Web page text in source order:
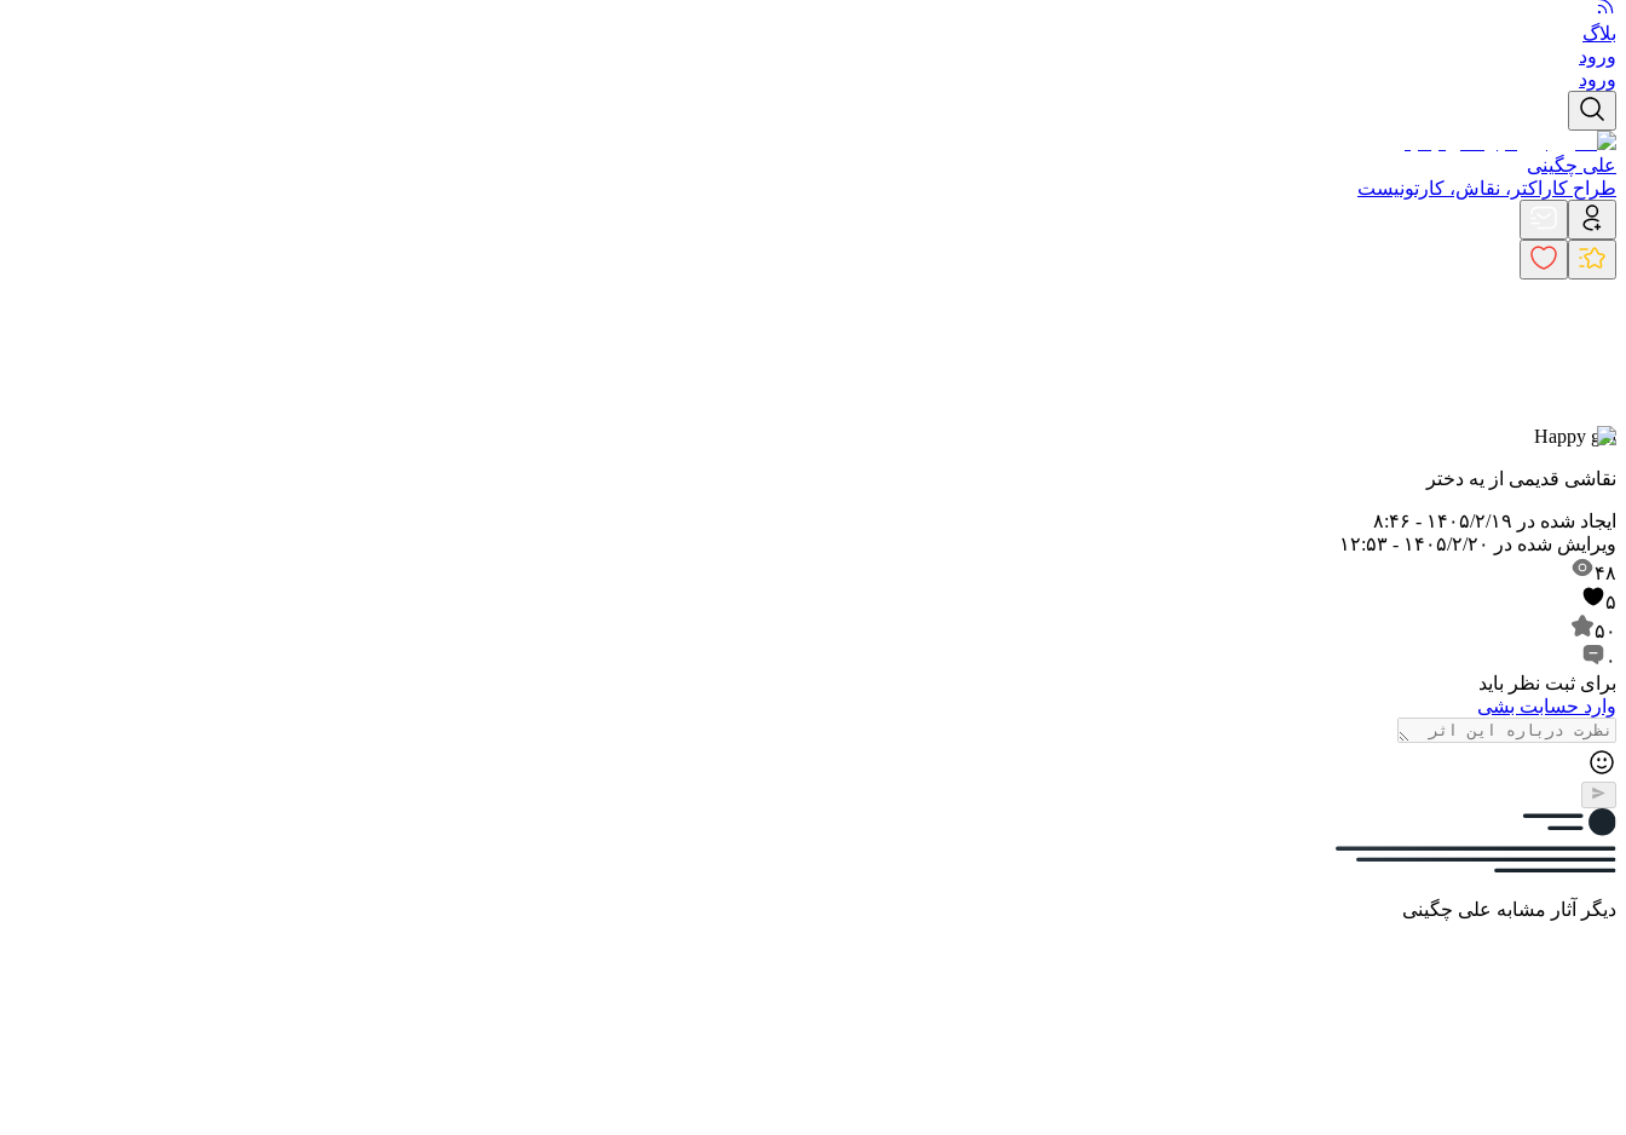
بلاگ
ورود
ورود
علی چگینی
طراح کاراکتر، نقاش، کارتونیست
Happy girl
نقاشی قدیمی از یه دختر
ایجاد شده در ۱۴۰۵/۲/۱۹ - ۸:۴۶
ویرایش شده در
۱۴۰۵/۲/۲۰ - ۱۲:۵۳
۴۸
۵
۵۰
۰
برای ثبت نظر باید
وارد حسابت بشی
دیگر آثار مشابه علی چگینی